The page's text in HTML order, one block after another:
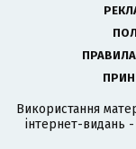
Використання
інтернет-видань